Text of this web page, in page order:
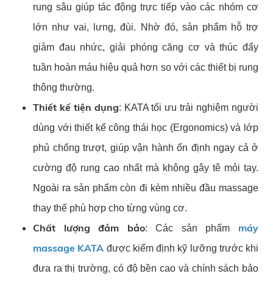
rung sâu giúp tác động trực tiếp vào các nhóm cơ
lớn như vai, lưng, đùi. Nhờ đó, sản phẩm hỗ trợ
giảm đau nhức, giải phóng căng cơ và thúc đẩy
tuần hoàn máu hiệu quả hơn so với các thiết bị rung
thông thường.
Thiết kế tiện dụng: KATA tối ưu trải nghiệm người
dùng với thiết kế công thái học (Ergonomics) và lớp
phủ chống trượt, giúp vận hành ổn định ngay cả ở
cường độ rung cao nhất mà không gây tê mỏi tay.
Ngoài ra sản phẩm còn đi kèm nhiều đầu massage
thay thế phù hợp cho từng vùng cơ.
Chất lượng đảm bảo: Các sản phẩm máy
massage KATA được kiểm định kỹ lưỡng trước khi
đưa ra thị trường, có độ bền cao và chính sách bảo